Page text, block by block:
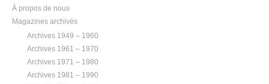
À propos de nous
Magazines archivés
Archives 1949 – 1960
Archives 1961 – 1970
Archives 1971 – 1980
Archives 1981 – 1990